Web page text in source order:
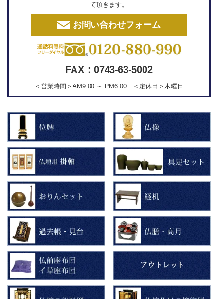
て頂きます。
お問い合わせフォーム
FAX：0743-63-5002
＜営業時間＞AM9:00 ～ PM6:00 ＜定休日＞木曜日